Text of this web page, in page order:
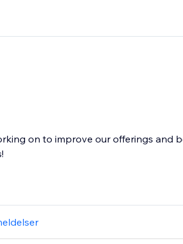
on to improve our offerings and